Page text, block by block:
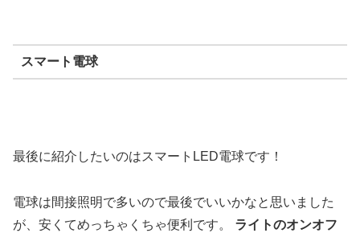
スマート電球
最後に紹介したいのはスマートLED電球です！
電球は間接照明で多いので最後でいいかなと思いました
が、安くてめっちゃくちゃ便利です。 ライトのオンオフ